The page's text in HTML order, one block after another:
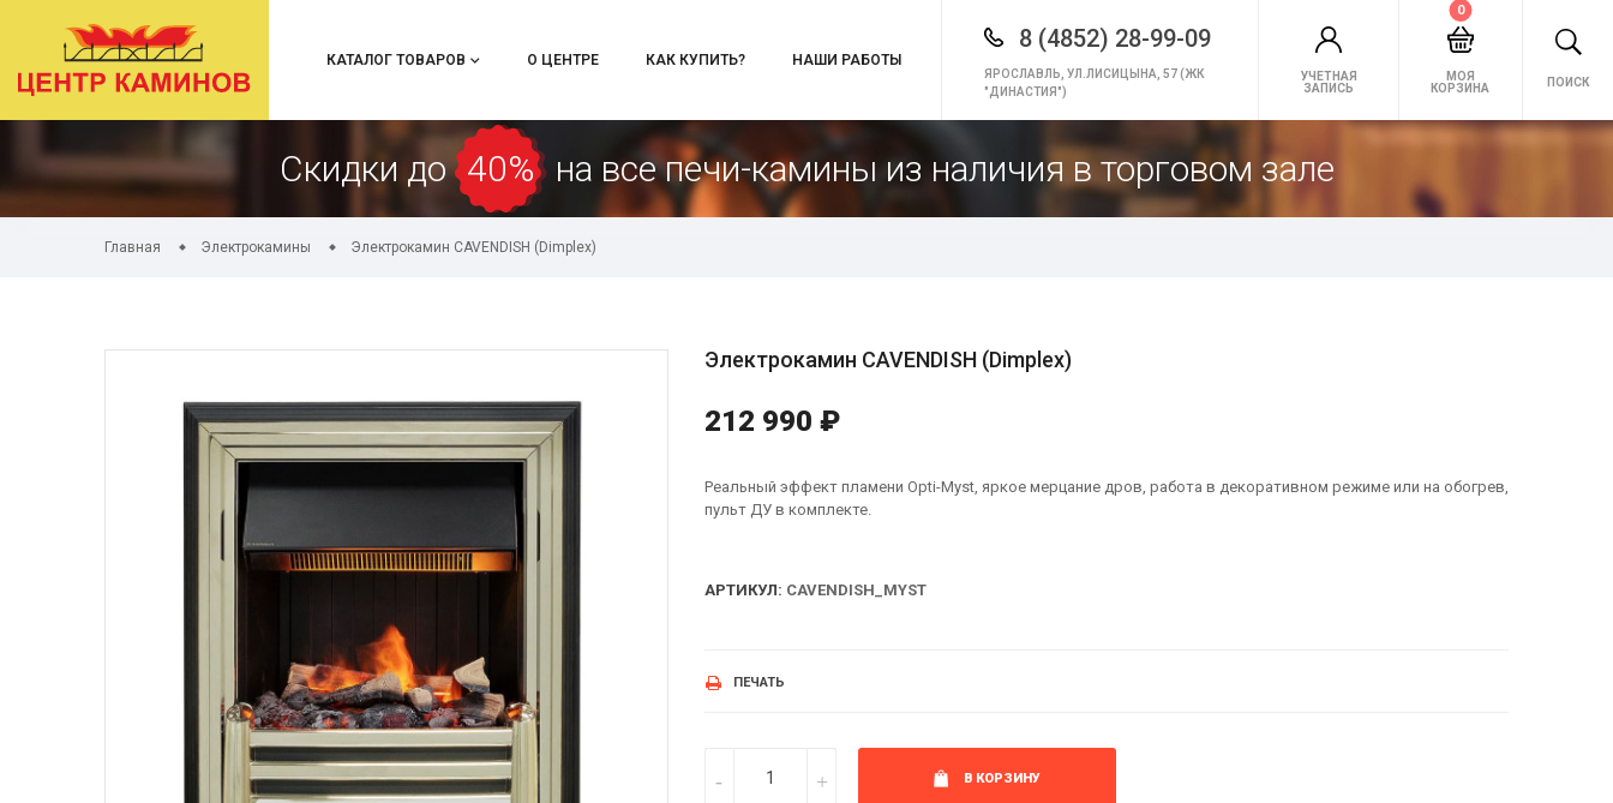
КАТАЛОГ ТОВАРОВ О ЦЕНТРЕ КАК КУПИТЬ? НАШИ РАБОТЫ
8 (4852) 28-99-09
ЯРОСЛАВЛЬ, УЛ.ЛИСИЦЫНА, 57 (ЖК
"ДИНАСТИЯ")
УЧЕТНАЯ
ЗАПИСЬ
МОЯ
КОРЗИНА
0
ПОИСК
Скидки до 40% на все печи-камины из наличия в торговом зале
Главная Электрокамины Электрокамин CAVENDISH (Dimplex)
Электрокамин CAVENDISH (Dimplex)
212 990 ₽
Реальный эффект пламени Opti-Myst, яркое мерцание дров, работа в декоративном режиме или на обогрев,
пульт ДУ в комплекте.
АРТИКУЛ: CAVENDISH_MYST
ПЕЧАТЬ
В КОРЗИНУ